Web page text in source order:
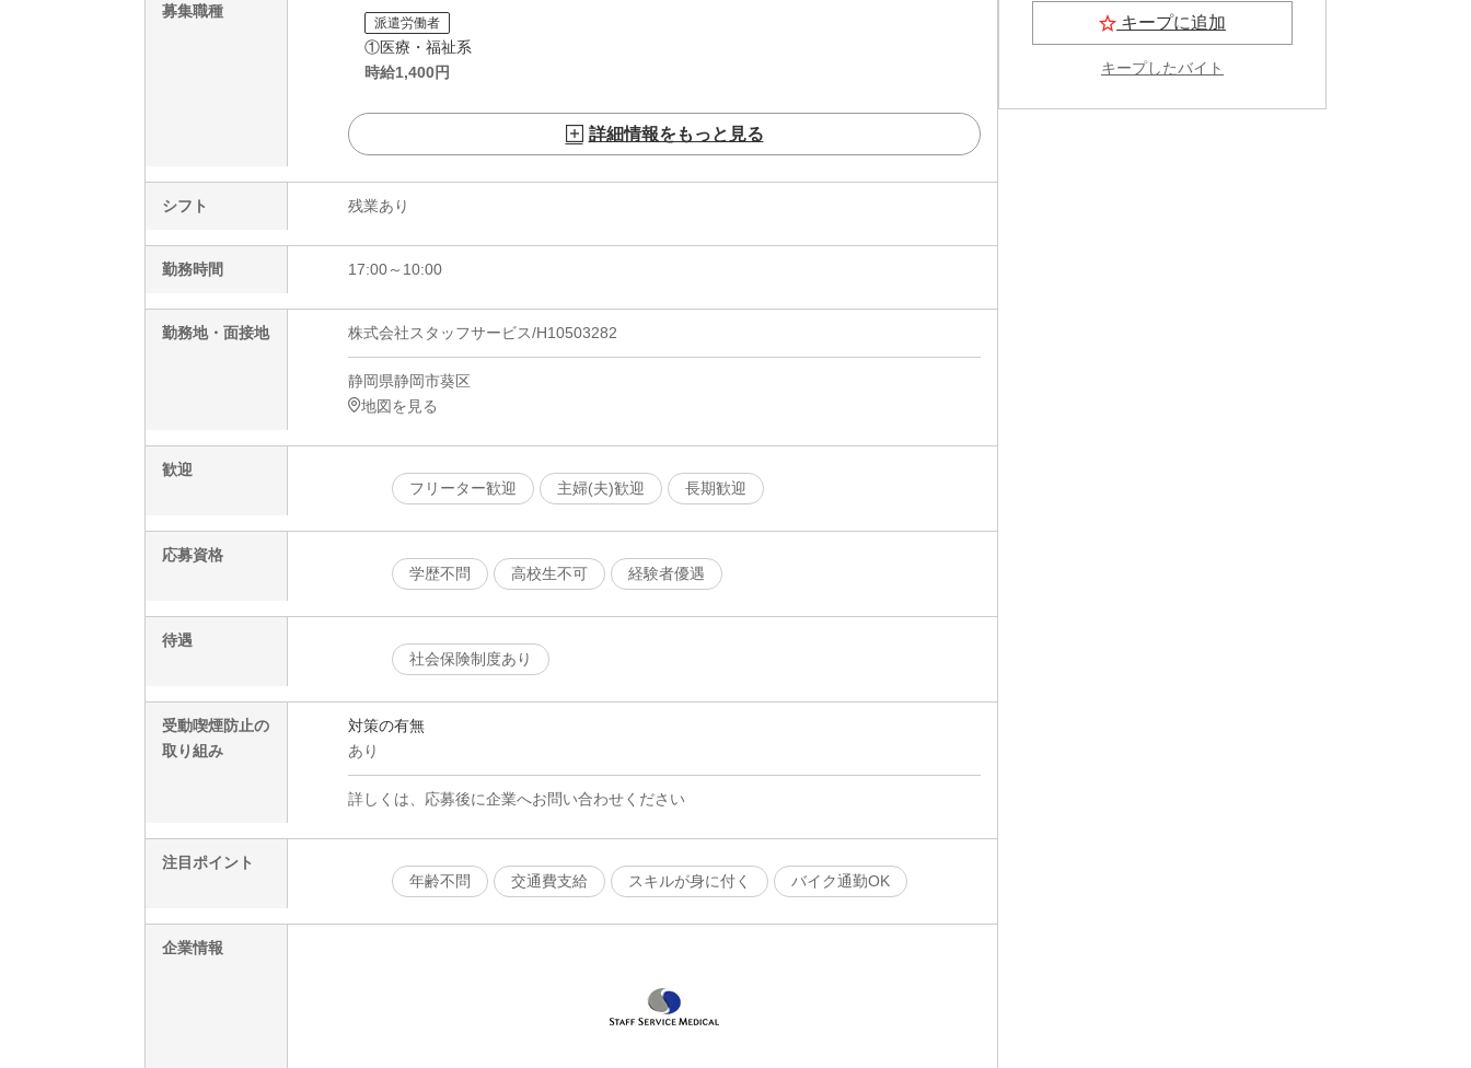
募集職種
派遣労働者
①医療・福祉系
時給1,400円
詳細情報をもっと見る
シフト 残業あり
勤務時間 17:00～10:00
勤務地・面接地 株式会社スタッフサービス/H10503282
静岡県静岡市葵区
地図を見る
歓迎
フリーター歓迎
主婦(夫)歓迎 長期歓迎
応募資格
学歴不問
高校生不可 経験者優遇
待遇
社会保険制度あり
受動喫煙防止の
取り組み
対策の有無
あり
詳しくは、応募後に企業へお問い合わせください
注目ポイント
年齢不問
交通費支給 スキルが身に付く バイク通勤OK
企業情報
キープに追加
キープしたバイト